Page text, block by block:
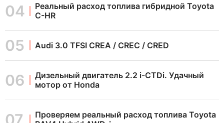
Реальный расход топлива гибридной Toyota
C-HR
Audi 3.0 TFSI CREA / CREC / CRED
Дизельный двигатель 2.2 i-CTDi. Удачный
мотор от Honda
Проверяем реальный расход топлива Toyota